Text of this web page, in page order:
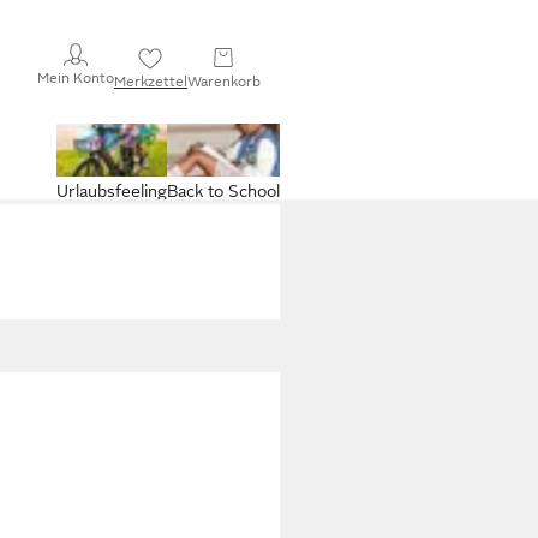
Mein KontoMerkzettelWarenkorb
Back to School
Urlaubsfeeling